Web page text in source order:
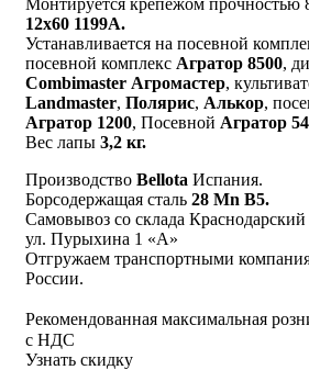
12х60 1199А.
Устанавливается на посевной
посевной комплекс Агратор 8500,
Combimaster Агромастер,
Landmaster, Полярис, Алькор,
Агратор 1200, Посевной Агратор
Вес лапы 3,2 кг.
Производство Bellota Испания.
Борсодержащая сталь 28 Mn B5.
Самовывоз со склада Краснодарский
ул. Пурыхина 1 «А»
Отгружаем транспортными
России.
Рекомендованная максимальная
с НДС
Узнать скидку